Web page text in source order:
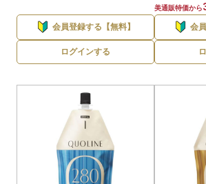
会員登録する【無料】
ログインする
美通販特価から
会